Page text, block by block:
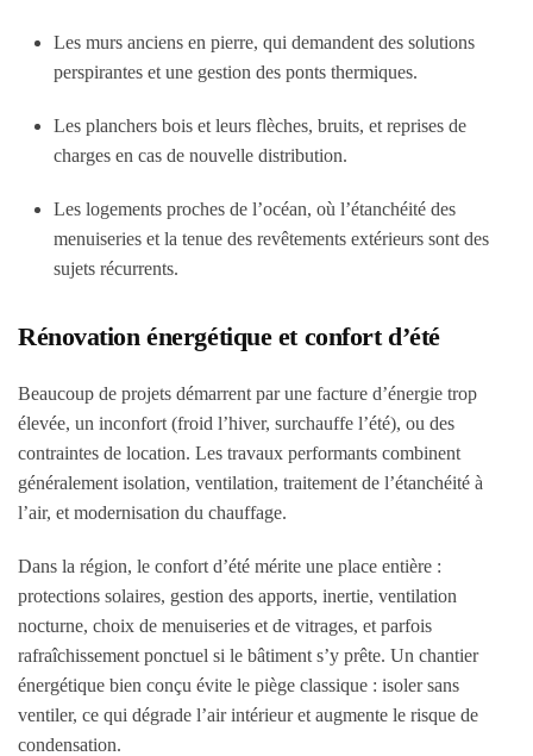
Les murs anciens en pierre, qui demandent des solutions
perspirantes et une gestion des ponts thermiques.
Les planchers bois et leurs flèches, bruits, et reprises de
charges en cas de nouvelle distribution.
Les logements proches de l’océan, où l’étanchéité des
menuiseries et la tenue des revêtements extérieurs sont des
sujets récurrents.
Rénovation énergétique et confort d’été
Beaucoup de projets démarrent par une facture d’énergie trop
élevée, un inconfort (froid l’hiver, surchauffe l’été), ou des
contraintes de location. Les travaux performants combinent
généralement isolation, ventilation, traitement de l’étanchéité à
l’air, et modernisation du chauffage.
Dans la région, le confort d’été mérite une place entière :
protections solaires, gestion des apports, inertie, ventilation
nocturne, choix de menuiseries et de vitrages, et parfois
rafraîchissement ponctuel si le bâtiment s’y prête. Un chantier
énergétique bien conçu évite le piège classique : isoler sans
ventiler, ce qui dégrade l’air intérieur et augmente le risque de
condensation.